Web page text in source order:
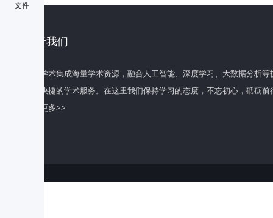
文件
关于我们
百度学术集成海量学术资源，融合人工智能、深度学习、大数据分析
全面快捷的学术服务。在这里我们保持学习的态度，不忘初心，砥砺前
了解更多>>